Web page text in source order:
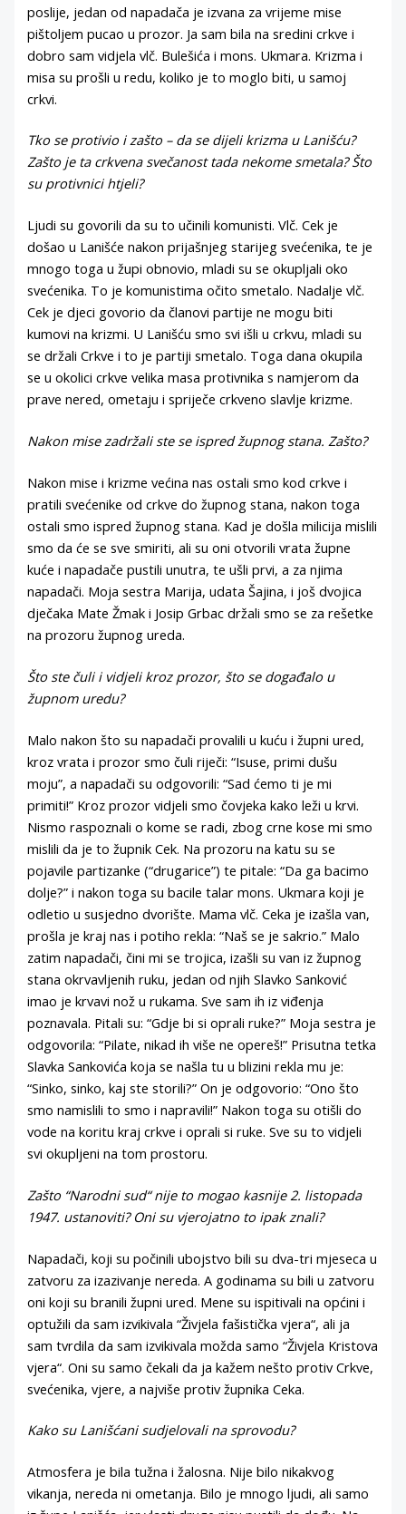
poslije, jedan od napadača je izvana za vrijeme mise
pištoljem pucao u prozor. Ja sam bila na sredini crkve i
dobro sam vidjela vlč. Bulešića i mons. Ukmara. Krizma i
misa su prošli u redu, koliko je to moglo biti, u samoj
crkvi.
Tko se protivio i zašto – da se dijeli krizma u Lanišću?
Zašto je ta crkvena svečanost tada nekome smetala? Što
su protivnici htjeli?
Ljudi su govorili da su to učinili komunisti. Vlč. Cek je
došao u Lanišće nakon prijašnjeg starijeg svećenika, te je
mnogo toga u župi obnovio, mladi su se okupljali oko
svećenika. To je komunistima očito smetalo. Nadalje vlč.
Cek je djeci govorio da članovi partije ne mogu biti
kumovi na krizmi. U Lanišću smo svi išli u crkvu, mladi su
se držali Crkve i to je partiji smetalo. Toga dana okupila
se u okolici crkve velika masa protivnika s namjerom da
prave nered, ometaju i spriječe crkveno slavlje krizme.
Nakon mise zadržali ste se ispred župnog stana. Zašto?
Nakon mise i krizme većina nas ostali smo kod crkve i
pratili svećenike od crkve do župnog stana, nakon toga
ostali smo ispred župnog stana. Kad je došla milicija mislili
smo da će se sve smiriti, ali su oni otvorili vrata župne
kuće i napadače pustili unutra, te ušli prvi, a za njima
napadači. Moja sestra Marija, udata Šajina, i još dvojica
dječaka Mate Žmak i Josip Grbac držali smo se za rešetke
na prozoru župnog ureda.
Što ste čuli i vidjeli kroz prozor, što se događalo u
župnom uredu?
Malo nakon što su napadači provalili u kuću i župni ured,
kroz vrata i prozor smo čuli riječi: “Isuse, primi dušu
moju”, a napadači su odgovorili: “Sad ćemo ti je mi
primiti!” Kroz prozor vidjeli smo čovjeka kako leži u krvi.
Nismo raspoznali o kome se radi, zbog crne kose mi smo
mislili da je to župnik Cek. Na prozoru na katu su se
pojavile partizanke (“drugarice”) te pitale: “Da ga bacimo
dolje?” i nakon toga su bacile talar mons. Ukmara koji je
odletio u susjedno dvorište. Mama vlč. Ceka je izašla van,
prošla je kraj nas i potiho rekla: “Naš se je sakrio.” Malo
zatim napadači, čini mi se trojica, izašli su van iz župnog
stana okrvavljenih ruku, jedan od njih Slavko Sanković
imao je krvavi nož u rukama. Sve sam ih iz viđenja
poznavala. Pitali su: “Gdje bi si oprali ruke?” Moja sestra je
odgovorila: “Pilate, nikad ih više ne opereš!” Prisutna tetka
Slavka Sankovića koja se našla tu u blizini rekla mu je:
“Sinko, sinko, kaj ste storili?” On je odgovorio: “Ono što
smo namislili to smo i napravili!” Nakon toga su otišli do
vode na koritu kraj crkve i oprali si ruke. Sve su to vidjeli
svi okupljeni na tom prostoru.
Zašto “Narodni sud“ nije to mogao kasnije 2. listopada
1947. ustanoviti? Oni su vjerojatno to ipak znali?
Napadači, koji su počinili ubojstvo bili su dva-tri mjeseca u
zatvoru za izazivanje nereda. A godinama su bili u zatvoru
oni koji su branili župni ured. Mene su ispitivali na općini i
optužili da sam izvikivala “Živjela fašistička vjera“, ali ja
sam tvrdila da sam izvikivala možda samo “Živjela Kristova
vjera“. Oni su samo čekali da ja kažem nešto protiv Crkve,
svećenika, vjere, a najviše protiv župnika Ceka.
Kako su Lanišćani sudjelovali na sprovodu?
Atmosfera je bila tužna i žalosna. Nije bilo nikakvog
vikanja, nereda ni ometanja. Bilo je mnogo ljudi, ali samo